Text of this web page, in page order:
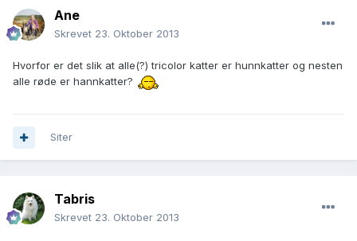
Ane
Skrevet 23. Oktober 2013
Hvorfor er det slik at alle(?) tricolor katter er hunnkatter og nesten
alle røde er hannkatter?
Siter
Tabris
Skrevet 23. Oktober 2013